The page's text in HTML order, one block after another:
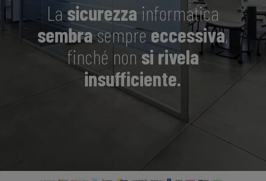
Lasicurezza informatica
sembrasempreeccessiva,
finché non si rivela
insufficiente.